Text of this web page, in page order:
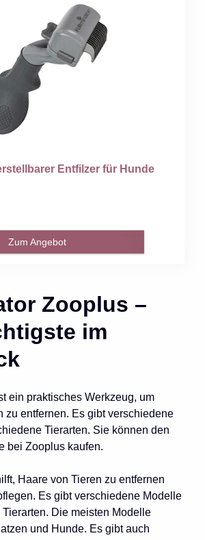
Entfilzer für Hunde
Zum Angebot
Zooplus –
im
ein praktisches Werkzeug, um
zu entfernen. Es gibt verschiedene
Tierarten. Sie können den
bei Zooplus kaufen.
Haare von Tieren zu entfernen
Es gibt verschiedene Modelle
Die meisten Modelle
und Hunde. Es gibt auch